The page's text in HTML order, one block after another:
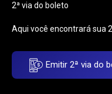
2ª via do boleto
Aqui você encontrará sua
Emitir 2ª via do